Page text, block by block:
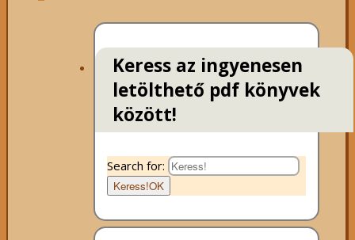
Keress az ingyenesen
letölthető pdf könyvek
között!
Search for:
Keress!OK